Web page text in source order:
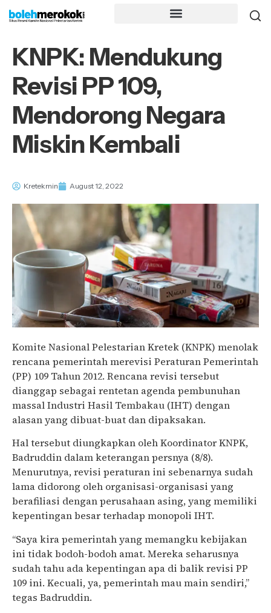
KNPK: Mendukung
Revisi PP 109,
Mendorong Negara
Miskin Kembali
Kretekmin August 12, 2022
Komite Nasional Pelestarian Kretek (KNPK) menolak
rencana pemerintah merevisi Peraturan Pemerintah
(PP) 109 Tahun 2012. Rencana revisi tersebut
dianggap sebagai rentetan agenda pembunuhan
massal Industri Hasil Tembakau (IHT) dengan
alasan yang dibuat-buat dan dipaksakan.
Hal tersebut diungkapkan oleh Koordinator KNPK,
Badruddin dalam keterangan persnya (8/8).
Menurutnya, revisi peraturan ini sebenarnya sudah
lama didorong oleh organisasi-organisasi yang
berafiliasi dengan perusahaan asing, yang memiliki
kepentingan besar terhadap monopoli IHT.
“Saya kira pemerintah yang memangku kebijakan
ini tidak bodoh-bodoh amat. Mereka seharusnya
sudah tahu ada kepentingan apa di balik revisi PP
109 ini. Kecuali, ya, pemerintah mau main sendiri,”
tegas Badruddin.